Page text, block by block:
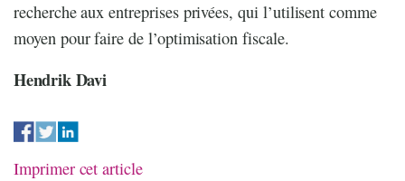
recherche aux entreprises privées, qui l’utilisent comme
moyen pour faire de l’optimisation fiscale.
Hendrik Davi
Imprimer cet article